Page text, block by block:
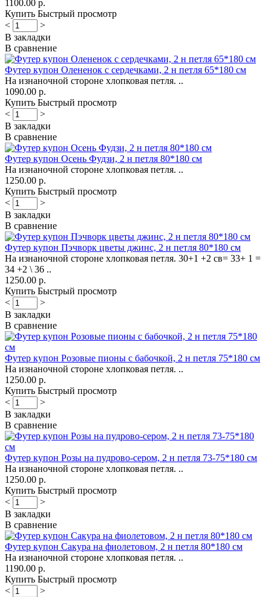
1100.00 р.
Купить Быстрый просмотр
<
>
В закладки
В сравнение
Футер купон Олененок с сердечками, 2 н петля 65*180 см
На изнаночной стороне хлопковая петля. ..
1090.00 р.
Купить Быстрый просмотр
<
>
В закладки
В сравнение
Футер купон Осень Фудзи, 2 н петля 80*180 см
На изнаночной стороне хлопковая петля. ..
1250.00 р.
Купить Быстрый просмотр
<
>
В закладки
В сравнение
Футер купон Пэчворк цветы джинс, 2 н петля 80*180 см
На изнаночной стороне хлопковая петля. 30+1 +2 св= 33+ 1 =
34 +2 \ 36 ..
1250.00 р.
Купить Быстрый просмотр
<
>
В закладки
В сравнение
Футер купон Розовые пионы с бабочкой, 2 н петля 75*180 см
На изнаночной стороне хлопковая петля. ..
1250.00 р.
Купить Быстрый просмотр
<
>
В закладки
В сравнение
Футер купон Розы на пудрово-сером, 2 н петля 73-75*180 см
На изнаночной стороне хлопковая петля. ..
1250.00 р.
Купить Быстрый просмотр
<
>
В закладки
В сравнение
Футер купон Сакура на фиолетовом, 2 н петля 80*180 см
На изнаночной стороне хлопковая петля. ..
1190.00 р.
Купить Быстрый просмотр
<
>